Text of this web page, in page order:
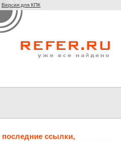
Версия для КПК
последние ссылки,